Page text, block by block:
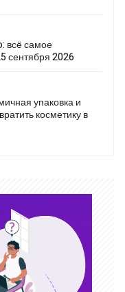
всё самое
сентября 2026
упаковка и
косметику в